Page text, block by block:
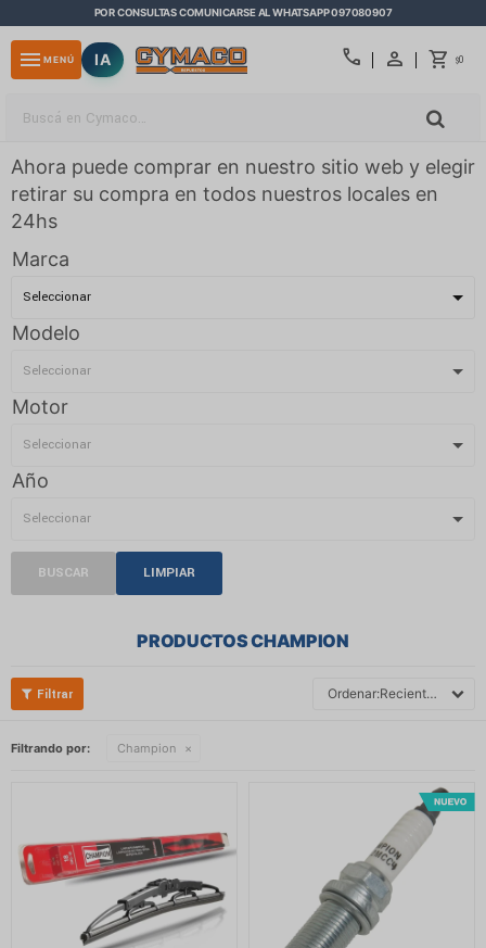
POR CONSULTAS COMUNICARSE AL WHATSAPP 097080907
call $0
menu MENÚ IA
Ahora puede comprar en nuestro sitio web y elegir
retirar su compra en todos nuestros locales en
24hs
Marca
Modelo
Motor
Año
BUSCAR LIMPIAR
PRODUCTOS CHAMPION
Recientes
Filtrando por: Champion
close